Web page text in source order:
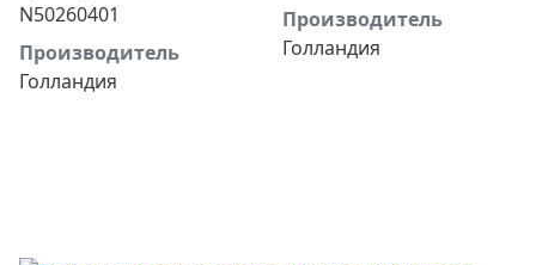
N50260401
Производитель
Голландия
Производитель
Голландия